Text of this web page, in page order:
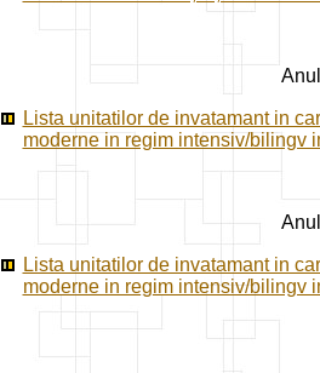
Lista unitatilor de invatamant in
moderne in regim intensiv/bilingv
Lista unitatilor de invatamant in
moderne in regim intensiv/bilingv